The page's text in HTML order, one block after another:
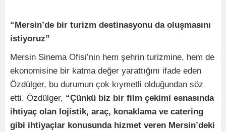
“Mersin’de bir turizm destinasyonu da oluşmasını
istiyoruz”
Mersin Sinema Ofisi’nin hem şehrin turizmine, hem de
ekonomisine bir katma değer yarattığını ifade eden
Özdülger, bu durumun çok kıymetli olduğundan söz
etti. Özdülger, “Çünkü biz bir film çekimi esnasında
ihtiyaç olan lojistik, araç, konaklama ve catering
gibi ihtiyaçlar konusunda hizmet veren Mersin’deki